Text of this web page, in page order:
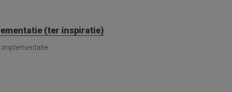
(ter inspiratie)